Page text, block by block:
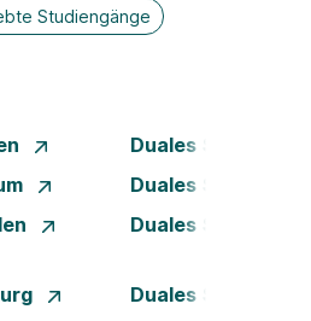
Studiengänge
Duales Studium
Duales Studium
Duales Studium
Duales Studium